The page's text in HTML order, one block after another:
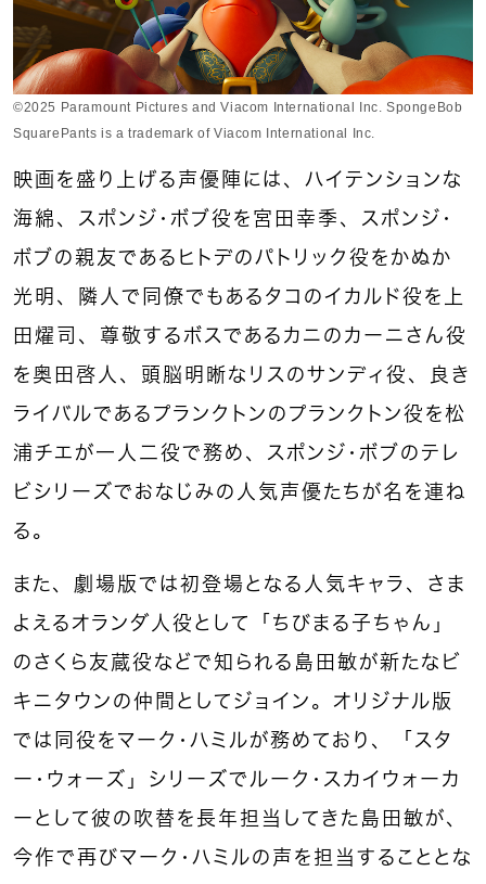
©2025 Paramount Pictures and Viacom International Inc. SpongeBob
SquarePants is a trademark of Viacom International Inc.
映画を盛り上げる声優陣には、ハイテンションな
海綿、スポンジ・ボブ役を宮田幸季、スポンジ・
ボブの親友であるヒトデのパトリック役をかぬか
光明、隣人で同僚でもあるタコのイカルド役を上
田燿司、尊敬するボスであるカニのカーニさん役
を奥田啓人、頭脳明晰なリスのサンディ役、良き
ライバルであるプランクトンのプランクトン役を松
浦チエが一人二役で務め、スポンジ・ボブのテレ
ビシリーズでおなじみの人気声優たちが名を連ね
る。
また、劇場版では初登場となる人気キャラ、さま
よえるオランダ人役として「ちびまる子ちゃん」
のさくら友蔵役などで知られる島田敏が新たなビ
キニタウンの仲間としてジョイン。オリジナル版
では同役をマーク・ハミルが務めており、「スタ
ー・ウォーズ」シリーズでルーク・スカイウォーカ
ーとして彼の吹替を長年担当してきた島田敏が、
今作で再びマーク・ハミルの声を担当することとな